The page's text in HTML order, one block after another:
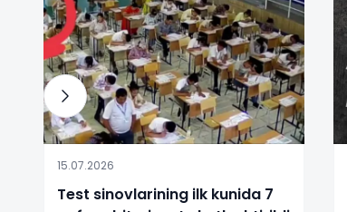
15.07.2026
Test sinovlarining ilk kunida 7